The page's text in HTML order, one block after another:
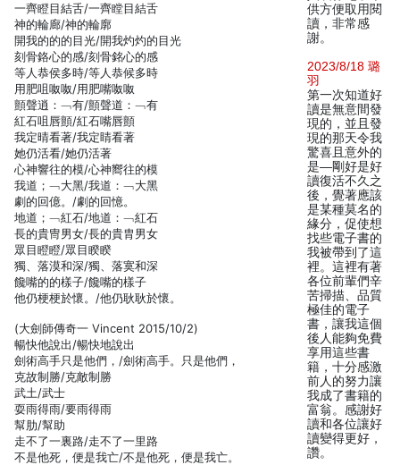
一齊瞪目結舌/一齊瞠目結舌
神的輪廊/神的輪廓
開我的的的目光/開我灼灼的目光
刻骨鉻心的感/刻骨銘心的感
等人恭侯多時/等人恭候多時
用肥咀呶呶/用肥嘴呶呶
顫聲逍：﹁有/顫聲道：﹁有
紅石咀唇顫/紅石嘴唇顫
我定晴看著/我定睛看著
她仍活看/她仍活著
心神響往的模/心神嚮往的模
我道；﹁大黑/我道：﹁大黑
劇的回億。/劇的回憶。
地道；﹁紅石/地道：﹁紅石
長的貴冑男女/長的貴胄男女
眾目瞪瞪/眾目睽睽
獨、落漠和深/獨、落寞和深
饞嘴的的樣子/饞嘴的樣子
他仍梗梗於懷。/他仍耿耿於懷。
(大劍師傳奇一 Vincent 2015/10/2)
暢快他說出/暢快地說出
劍術高手只是他們，/劍術高手。只是他們，
克故制勝/克敵制勝
武土/武士
耍雨得雨/要雨得雨
幫肋/幫助
走不了一裏路/走不了一里路
不是他死，便是我亡/不是他死，便是我亡。
供方便取用閱
讀，非常感
謝。
2023/8/18 璐
羽
第一次知道好
讀是無意間發
現的，並且發
現的那天令我
驚喜且意外的
是—剛好是好
讀復活不久之
後，覺著應該
是某種莫名的
緣分，促使想
找些電子書的
我被帶到了這
裡。這裡有著
各位前輩們辛
苦掃描、品質
極佳的電子
書，讓我這個
後人能夠免費
享用這些書
籍，十分感激
前人的努力讓
我成了書籍的
富翁。感謝好
讀和各位讓好
讀變得更好，
讚。